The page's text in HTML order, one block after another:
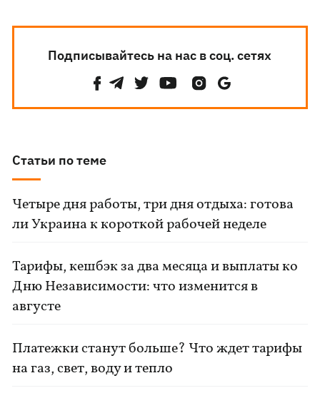
Подписывайтесь на нас в соц. сетях
Статьи по теме
Четыре дня работы, три дня отдыха: готова
ли Украина к короткой рабочей неделе
Тарифы, кешбэк за два месяца и выплаты ко
Дню Независимости: что изменится в
августе
Платежки станут больше? Что ждет тарифы
на газ, свет, воду и тепло